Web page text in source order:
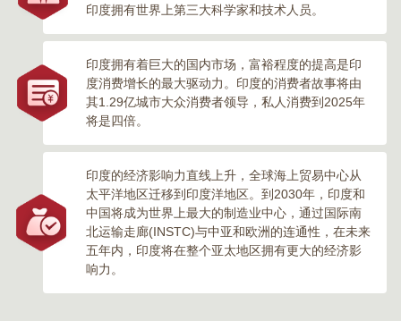
印度拥有世界上第三大科学家和技术人员。
印度拥有着巨大的国内市场，富裕程度的提高是印
度消费增长的最大驱动力。印度的消费者故事将由
其1.29亿城市大众消费者领导，私人消费到2025年
将是四倍。
印度的经济影响力直线上升，全球海上贸易中心从
太平洋地区迁移到印度洋地区。到2030年，印度和
中国将成为世界上最大的制造业中心，通过国际南
北运输走廊(INSTC)与中亚和欧洲的连通性，在未来
五年内，印度将在整个亚太地区拥有更大的经济影
响力。